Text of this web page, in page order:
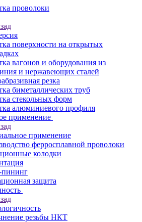
проволоки
поверхности на открытых
вагонов и оборудования из
и нержавеющих сталей
резка
биметаллических труб
стекольных форм
алюминиевого профиля
применение
применение
ферросплавной проволоки
колодки
защита
резьбы НКТ